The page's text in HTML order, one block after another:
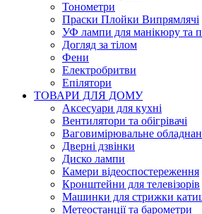
Тонометри
Праски Плойки Випрямлячі
УФ лампи для манікюру та
Догляд за тілом
Фени
Електробритви
Епілятори
ТОВАРИ ДЛЯ ДОМУ
Аксесуари для кухні
Вентилятори та обігрівачі
Ваговимірювальне
Дверні дзвінки
Диско лампи
Камери відеоспостереження
Кронштейни для телевізорів
Машинки для стрижки
Метеостанції та барометри